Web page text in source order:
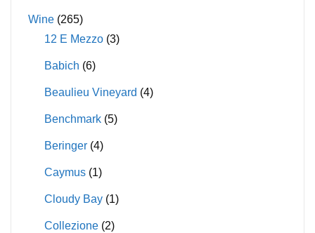
Wine (265)
12 E Mezzo (3)
Babich (6)
Beaulieu Vineyard (4)
Benchmark (5)
Beringer (4)
Caymus (1)
Cloudy Bay (1)
Collezione (2)